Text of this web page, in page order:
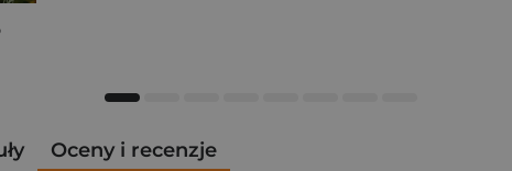
Oceny i recenzje